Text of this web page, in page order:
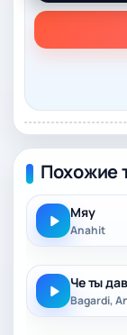
Похожие
Мяу
Anahit
Че ты
Bagardi,